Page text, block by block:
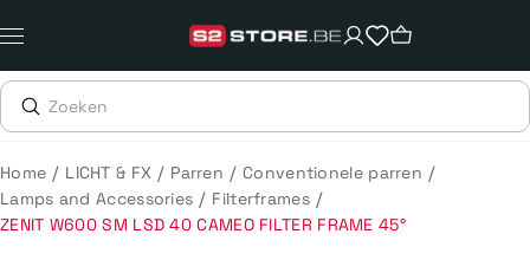
naar
content
Home / LICHT & FX / Parren / Conventionele parren /
Lamps and Accessories / Filterframes /
ZENIT W600 SM LSD 40 CAMEO FILTER FRAME 45°